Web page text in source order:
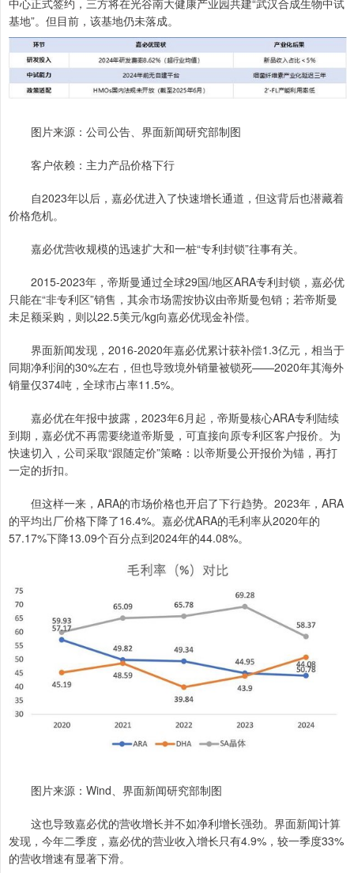
基地”。但目前，该基地仍未落成。
图片来源：公司公告、界面新闻研究部制图
客户依赖：主力产品价格下行
自2023年以后，嘉必优进入了快速增长通道，但这背后也潜藏着
价格危机。
嘉必优营收规模的迅速扩大和一桩“专利封锁”往事有关。
2015-2023年，帝斯曼通过全球29国/地区ARA专利封锁，嘉必优
只能在“非专利区”销售，其余市场需按协议由帝斯曼包销；若帝斯曼
未足额采购，则以22.5美元/kg向嘉必优现金补偿。
界面新闻发现，2016-2020年嘉必优累计获补偿1.3亿元，相当于
同期净利润的30%左右，但也导致境外销量被锁死——2020年其海外
销量仅374吨，全球市占率11.5%。
嘉必优在年报中披露，2023年6月起，帝斯曼核心ARA专利陆续
到期，嘉必优不再需要绕道帝斯曼，可直接向原专利区客户报价。为
快速切入，公司采取“跟随定价”策略：以帝斯曼公开报价为锚，再打
一定的折扣。
但这样一来，ARA的市场价格也开启了下行趋势。2023年，ARA
的平均出厂价格下降了16.4%。嘉必优ARA的毛利率从2020年的
57.17%下降13.09个百分点到2024年的44.08%。
图片来源：Wind、界面新闻研究部制图
这也导致嘉必优的营收增长并不如净利增长强劲。界面新闻计算
发现，今年二季度，嘉必优的营业收入增长只有4.9%，较一季度33%
的营收增速有显著下滑。